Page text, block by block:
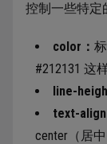
控制一些特定
color：
#212131 这
line-
text-align
center（居中